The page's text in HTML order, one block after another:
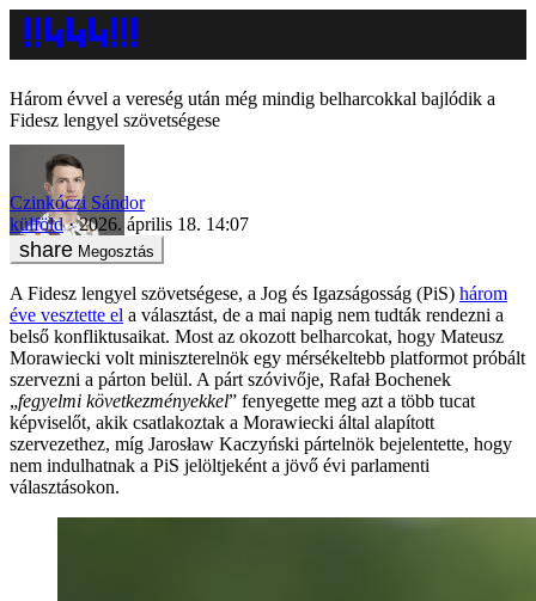
Három évvel a vereség után még mindig belharcokkal bajlódik a
Fidesz lengyel szövetségese
Czinkóczi Sándor
külföld
2026. április 18. 14:07
Megosztás
A Fidesz lengyel szövetségese, a Jog és Igazságosság (PiS) három
éve vesztette el a választást, de a mai napig nem tudták rendezni a
belső konfliktusaikat. Most az okozott belharcokat, hogy Mateusz
Morawiecki volt miniszterelnök egy mérsékeltebb platformot próbált
szervezni a párton belül. A párt szóvivője, Rafał Bochenek
„fegyelmi következményekkel” fenyegette meg azt a több tucat
képviselőt, akik csatlakoztak a Morawiecki által alapított
szervezethez, míg Jarosław Kaczyński pártelnök bejelentette, hogy
nem indulhatnak a PiS jelöltjeként a jövő évi parlamenti
választásokon.